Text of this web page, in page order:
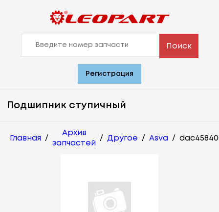
Поиск
Регистрация
Подшипник ступичный
Главная /
Архив
запчастей
/ Другое / Asva /